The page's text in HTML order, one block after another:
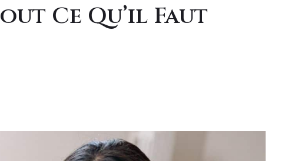
Ce Qu’il Faut